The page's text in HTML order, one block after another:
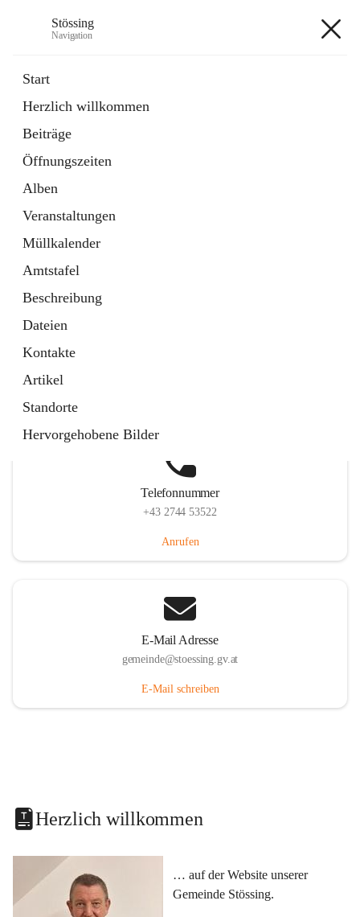
Stössing
Navigation
Start
Herzlich willkommen
Beiträge
Öffnungszeiten
Alben
Veranstaltungen
Müllkalender
Amtstafel
Beschreibung
Dateien
Kontakte
Artikel
Standorte
Hervorgehobene Bilder
Datei
in
Tab
Kindergarten
öffnet
in
neuem
Tab
Telefonnummer
+43 2744 53522
Anrufen
E-Mail Adresse
gemeinde@stoessing.gv.at
E-Mail schreiben
Herzlich willkommen
… auf der Website unserer
Gemeinde Stössing.